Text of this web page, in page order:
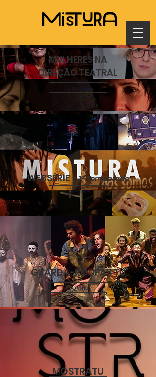
MULHERES NA
DIREÇÃO TEATRAL
Confira
WEBSÉRIE -1ª Temporada
Confira
GUARDA-ROUPAS TU
Confira
MOSTRATU